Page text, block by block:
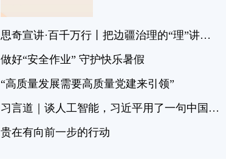
思奇宣讲·百千万行丨把边疆治理的“理”讲到国门一线
做好“安全作业” 守护快乐暑假
“高质量发展需要高质量党建来引领”
习言道｜谈人工智能，习近平用了一句中国古语
贵在有向前一步的行动